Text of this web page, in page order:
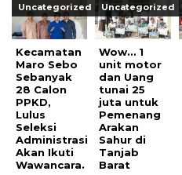
Uncategorized
Kecamatan
Maro Sebo
Sebanyak
28 Calon
PPKD,
Lulus
Seleksi
Administrasi
Akan Ikuti
Wawancara.
Uncategorized
Wow… 1
unit motor
dan Uang
tunai 25
juta untuk
Pemenang
Arakan
Sahur di
Tanjab
Barat